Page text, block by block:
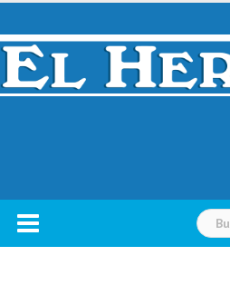
Skip
content
Buscar: